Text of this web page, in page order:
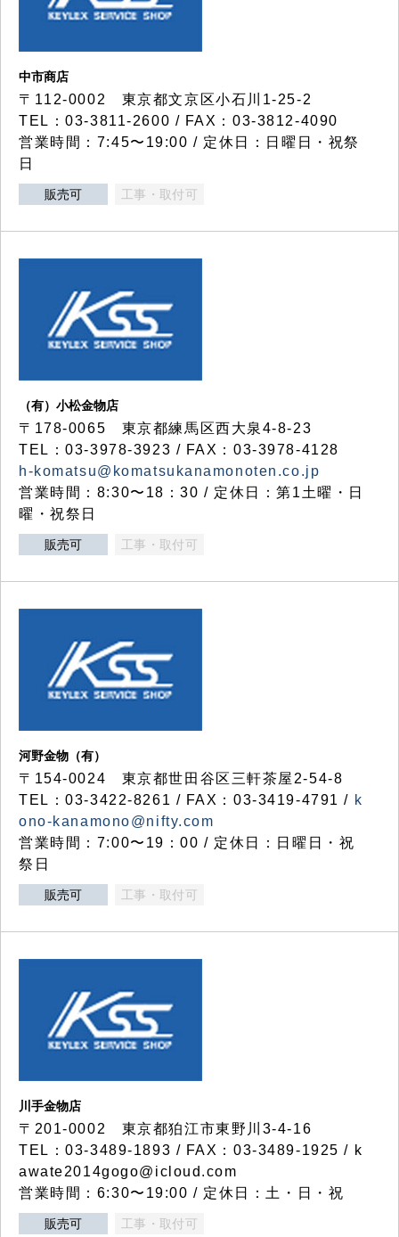
中市商店
〒112-0002 東京都文京区小石川1-25-2
TEL：03-3811-2600 / FAX：03-3812-4090
営業時間：7:45〜19:00 / 定休日：日曜日・祝祭
日
販売可 工事・取付可
（有）小松金物店
〒178-0065 東京都練馬区西大泉4-8-23
TEL：03-3978-3923 / FAX：03-3978-4128
h-komatsu@komatsukanamonoten.co.jp
営業時間：8:30〜18：30 / 定休日：第1土曜・日
曜・祝祭日
販売可 工事・取付可
河野金物（有）
〒154-0024 東京都世田谷区三軒茶屋2-54-8
TEL：03-3422-8261 / FAX：03-3419-4791 / k
ono-kanamono@nifty.com
営業時間：7:00〜19：00 / 定休日：日曜日・祝
祭日
販売可 工事・取付可
川手金物店
〒201-0002 東京都狛江市東野川3-4-16
TEL：03-3489-1893 / FAX：03-3489-1925 / k
awate2014gogo@icloud.com
営業時間：6:30〜19:00 / 定休日：土・日・祝
販売可 工事・取付可